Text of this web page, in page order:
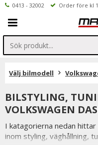
0413 - 32002 Order före kl
Välj bilmodell
BILSTYLING,
VOLKSWAGEN
I katagorierna nedan
inom styling, väghållning,